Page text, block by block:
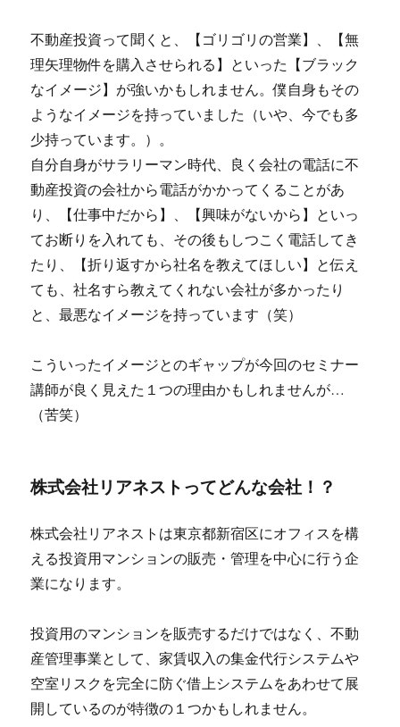
不動産投資って聞くと、【ゴリゴリの営業】、【無
理矢理物件を購入させられる】といった【ブラック
なイメージ】が強いかもしれません。僕自身もその
ようなイメージを持っていました（いや、今でも多
少持っています。）。
自分自身がサラリーマン時代、良く会社の電話に不
動産投資の会社から電話がかかってくることがあ
り、【仕事中だから】、【興味がないから】といっ
てお断りを入れても、その後もしつこく電話してき
たり、【折り返すから社名を教えてほしい】と伝え
ても、社名すら教えてくれない会社が多かったり
と、最悪なイメージを持っています（笑）
こういったイメージとのギャップが今回のセミナー
講師が良く見えた１つの理由かもしれませんが…
（苦笑）
株式会社リアネストってどんな会社！？
株式会社リアネストは東京都新宿区にオフィスを構
える投資用マンションの販売・管理を中心に行う企
業になります。
投資用のマンションを販売するだけではなく、不動
産管理事業として、家賃収入の集金代行システムや
空室リスクを完全に防ぐ借上システムをあわせて展
開しているのが特徴の１つかもしれません。